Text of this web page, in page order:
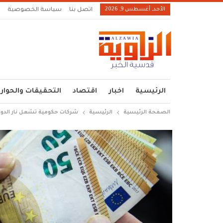
الأحد, أغسطس 9, 2026 اتصل بنا سياسة الخصوصية
الرئيسية اخبار اقتصاد التحقيقات
الصفحة الرئيسية الرئيسية شركات حكومية تشعل نار